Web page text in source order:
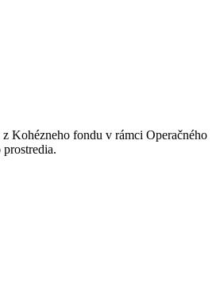
Kohézneho fondu v rámci Operačného